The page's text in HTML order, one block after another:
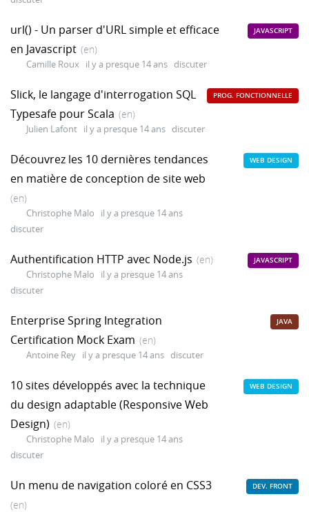
url() - Un parser d'URL simple et efficace
en Javascript (en)
Camille Roux il y a presque 14 ans discuter
JAVASCRIPT
Slick, le langage d'interrogation SQL
Typesafe pour Scala (en)
Julien Lafont il y a presque 14 ans discuter
PROG. FONCTIONNELLE
Découvrez les 10 dernières tendances
en matière de conception de site web
(en)
Christophe Malo
il y a presque 14 ans
discuter
WEB DESIGN
Authentification HTTP avec Node.js (en)
Christophe Malo
il y a presque 14 ans
discuter
JAVASCRIPT
Enterprise Spring Integration
Certification Mock Exam (en)
Antoine Rey il y a presque 14 ans discuter
JAVA
10 sites développés avec la technique
du design adaptable (Responsive Web
Design) (en)
Christophe Malo
il y a presque 14 ans
discuter
WEB DESIGN
Un menu de navigation coloré en CSS3
(en)
DEV. FRONT